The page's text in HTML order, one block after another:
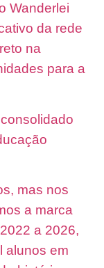
Wanderlei
da rede
na
para a
mas nos
a marca
a 2026,
alunos em